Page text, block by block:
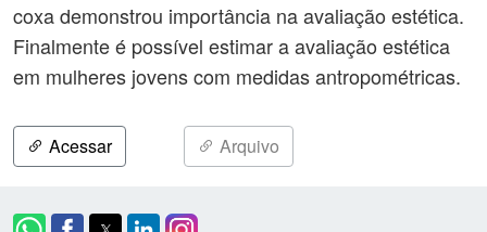
coxa demonstrou importância na avaliação estética.
Finalmente é possível estimar a avaliação estética
em mulheres jovens com medidas antropométricas.
Acessar Arquivo